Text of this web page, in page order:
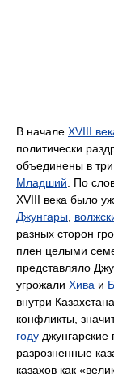
В начале XVIII
политически
объединены в
Младший . По
XVIII века было
Джунгары
разных сторон
плен целыми
представляло
угрожали Хива и
внутри
конфликты,
году
разрозненные
казахов как